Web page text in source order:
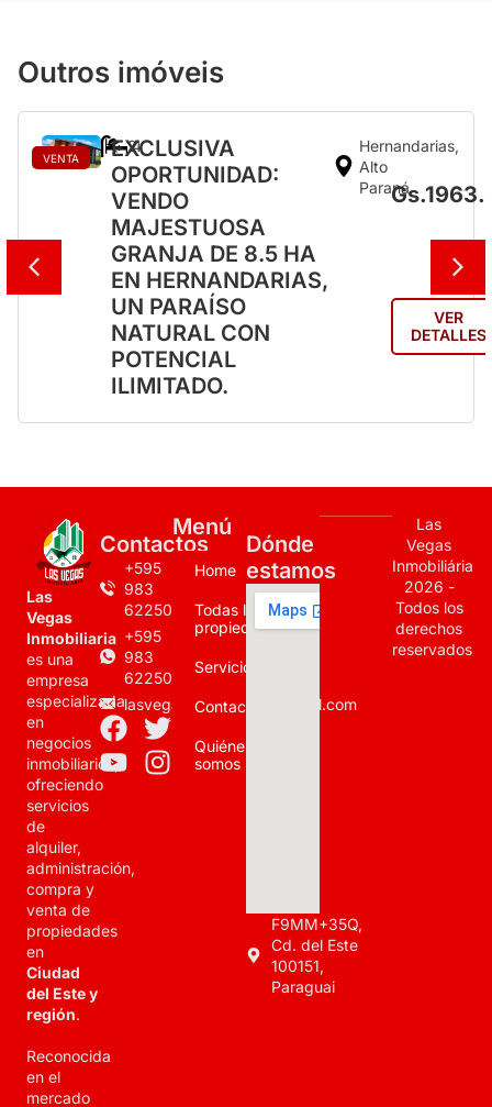
Outros imóveis
VENTA
24
EXCLUSIVA
OPORTUNIDAD:
VENDO
MAJESTUOSA
GRANJA DE 8.5 HA
EN HERNANDARIAS,
UN PARAÍSO
NATURAL CON
POTENCIAL
ILIMITADO.
Hernandarias,
Alto
Paraná
VER
DETALLES
Las
Vegas
Inmobiliaria
es una
empresa
especializada
en
negocios
inmobiliarios,
ofreciendo
servicios
de
alquiler,
administración,
compra y
venta de
propiedades
en
Ciudad
del Este y
región.
Reconocida
en el
mercado
Contactos
+595
983
622500
+595
983
622500
lasvegasinmobiliaria@gmail.com
Menú
Home
Todas las
propiedades
Servicios
Contacto
Quiénes
somos
Dónde
estamos
F9MM+35Q,
Cd. del Este
100151,
Paraguai
Las
Vegas
Inmobiliária
2026 -
Todos los
derechos
reservados